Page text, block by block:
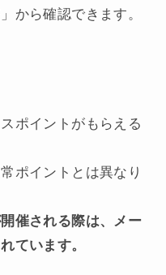
から確認できます。
ポイントがもらえる
ポイントとは異なり
催される際は、メー
ています。